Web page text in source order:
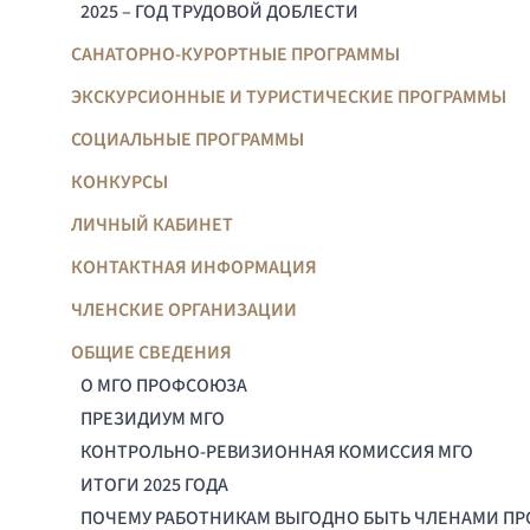
2025 – ГОД ТРУДОВОЙ ДОБЛЕСТИ
САНАТОРНО-КУРОРТНЫЕ ПРОГРАММЫ
ЭКСКУРСИОННЫЕ И ТУРИСТИЧЕСКИЕ ПРОГРАММЫ
СОЦИАЛЬНЫЕ ПРОГРАММЫ
КОНКУРСЫ
ЛИЧНЫЙ КАБИНЕТ
КОНТАКТНАЯ ИНФОРМАЦИЯ
ЧЛЕНСКИЕ ОРГАНИЗАЦИИ
ОБЩИЕ СВЕДЕНИЯ
О МГО ПРОФСОЮЗА
ПРЕЗИДИУМ МГО
КОНТРОЛЬНО-РЕВИЗИОННАЯ КОМИССИЯ МГО
ИТОГИ 2025 ГОДА
ПОЧЕМУ РАБОТНИКАМ ВЫГОДНО БЫТЬ ЧЛЕНАМИ